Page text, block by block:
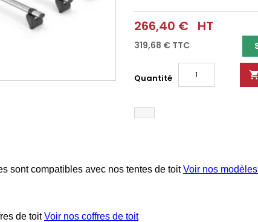
266,40 € HT
319,68 € TTC
Quantité 
sont compatibles avec nos tentes de toitVoir nos
de toitVoir nos coffres de toit